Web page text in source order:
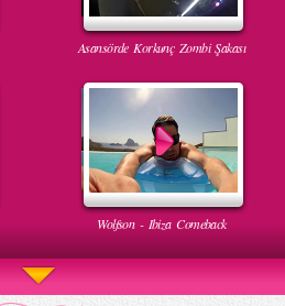
Asansörde Korkunç Zombi Şakası
Wolfson - Ibiza Comeback